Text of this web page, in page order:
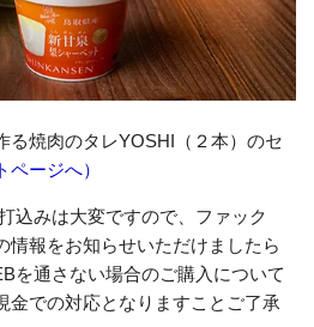
焼肉のタレYOSHI（２本）のセ
ページへ）
込みは大変ですので、ファック
情報をお知らせいただけましたら
を通さない場合のご購入について
金での対応となりますことご了承